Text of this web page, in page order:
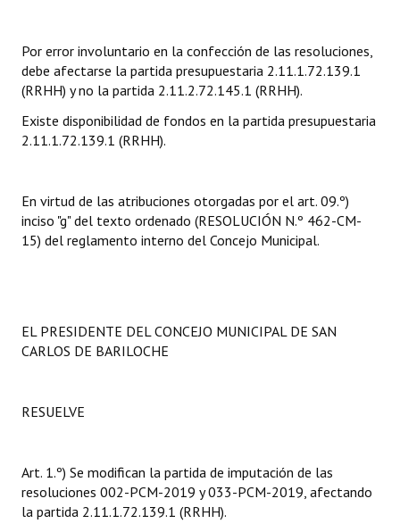
Informes de Gestión
Proyectos Presentados
Dictámenes Asesoría Letrada
Informes de Unidad Coordinadora
Ejecución Presupuestaria
NORMATIVA
Resoluciones de Presidencia
INSTITUCIONAL
Por error involuntario en la confección de las resoluciones,
debe afectarse la partida presupuestaria 2.11.1.72.139.1
(RRHH) y no la partida 2.11.2.72.145.1 (RRHH).
Existe disponibilidad de fondos en la partida presupuestaria
2.11.1.72.139.1 (RRHH).
En virtud de las atribuciones otorgadas por el art. 09.º)
inciso "g" del texto ordenado (RESOLUCIÓN N.º 462-CM-
15) del reglamento interno del Concejo Municipal.
EL PRESIDENTE DEL CONCEJO MUNICIPAL DE SAN
CARLOS DE BARILOCHE
RESUELVE
Art. 1.º) Se modifican la partida de imputación de las
resoluciones 002-PCM-2019 y 033-PCM-2019, afectando
la partida 2.11.1.72.139.1 (RRHH).